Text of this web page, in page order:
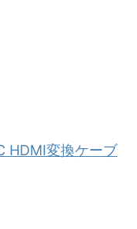
HDMI変換ケーブ